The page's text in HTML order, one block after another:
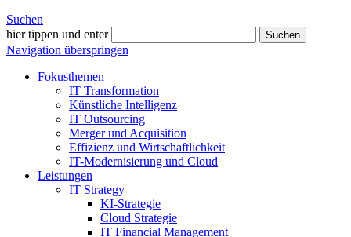
Suchen
hier tippen und enter
Suchen
Navigation überspringen
Fokusthemen
IT Transformation
Künstliche Intelligenz
IT Outsourcing
Merger und Acquisition
Effizienz und Wirtschaftlichkeit
IT-Modernisierung und Cloud
Leistungen
IT Strategy
KI-Strategie
Cloud Strategie
IT Financial Management